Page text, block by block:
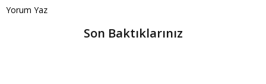
Yorum Yaz
Son Baktıklarınız